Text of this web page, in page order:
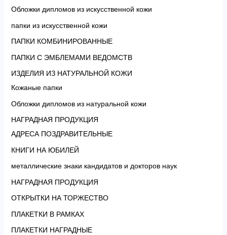
Обложки дипломов из искусственной кожи
папки из искусственной кожи
ПАПКИ КОМБИНИРОВАННЫЕ
ПАПКИ С ЭМБЛЕМАМИ ВЕДОМСТВ
ИЗДЕЛИЯ ИЗ НАТУРАЛЬНОЙ КОЖИ
Кожаные папки
Обложки дипломов из натуральной кожи
НАГРАДНАЯ ПРОДУКЦИЯ
АДРЕСА ПОЗДРАВИТЕЛЬНЫЕ
КНИГИ НА ЮБИЛЕЙ
металлические знаки кандидатов и докторов наук
НАГРАДНАЯ ПРОДУКЦИЯ
ОТКРЫТКИ НА ТОРЖЕСТВО
ПЛАКЕТКИ В РАМКАХ
ПЛАКЕТКИ НАГРАДНЫЕ